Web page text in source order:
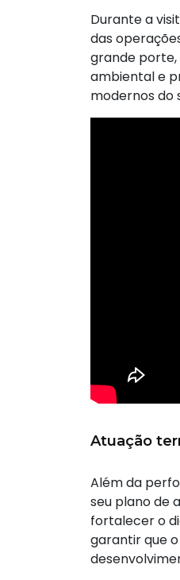
Durante a
das
grande
ambiental e
modernos do
Atuação
Além da
seu plano de
fortalecer o
garantir que